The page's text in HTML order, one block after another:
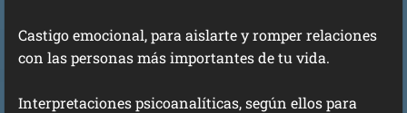
Castigo emocional, para aislarte y romper relaciones
con las personas más importantes de tu vida.
Interpretaciones psicoanalíticas, según ellos para